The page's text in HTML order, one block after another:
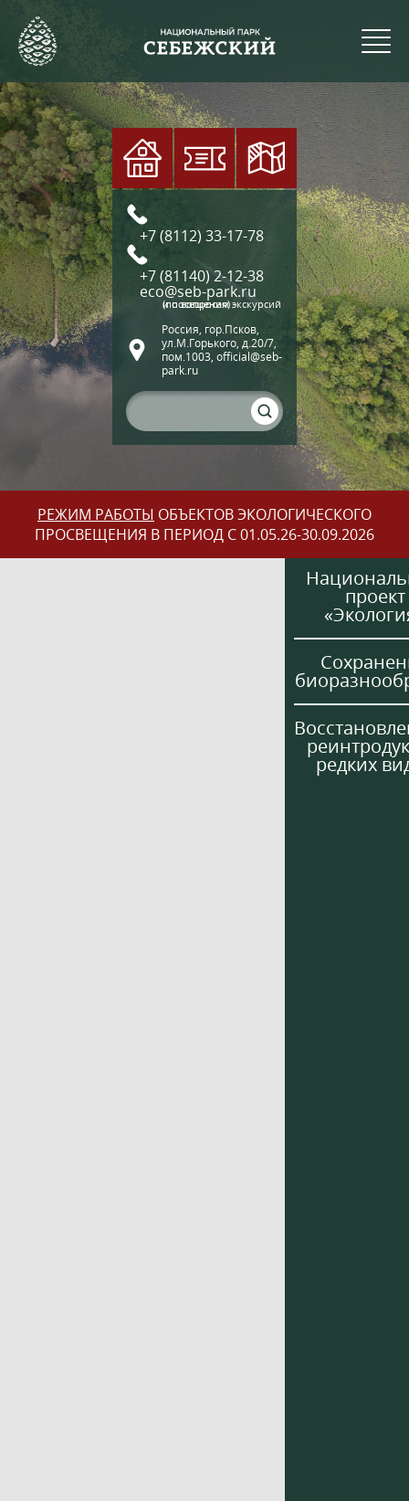
+7 (8112) 33-17-78
+7 (81140) 2-12-38
eco@seb-park.ru
(по вопросам экскурсий и посещения)
Россия, гор.Псков,
ул.М.Горького, д.20/7,
пом.1003, official@seb-
park.ru
РЕЖИМ РАБОТЫ ОБЪЕКТОВ ЭКОЛОГИЧЕСКОГО
ПРОСВЕЩЕНИЯ В ПЕРИОД С 01.05.26-30.09.2026
проект
редких